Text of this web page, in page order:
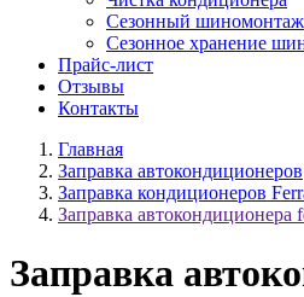
Сезонный шиномонтаж
Сезонное хранение
Прайс-лист
Отзывы
Контакты
Главная
Заправка автокондиционеров
Заправка кондиционеров
Заправка автокондиционера
Заправка